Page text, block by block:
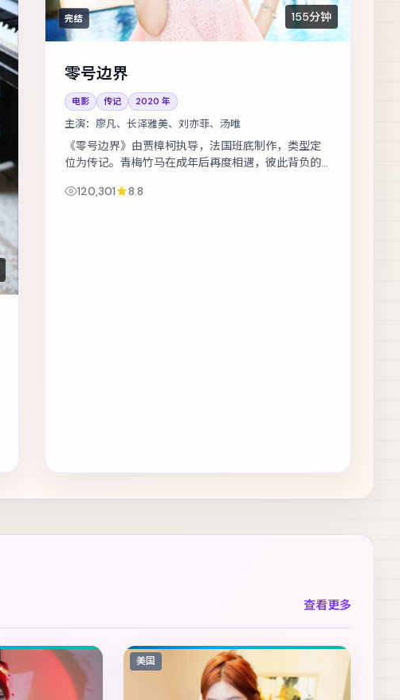
完结 155分钟
零号边界
电影 传记 2020 年
主演： 廖凡、长泽雅美、刘亦菲、汤唯
《零号边界》由贾樟柯执导，法国班底制作，类型定
位为传记。青梅竹马在成年后再度相遇，彼此背负的
等，表演层次丰富。美术与声音设计共同...
120,301 8.8
查看更多
美国